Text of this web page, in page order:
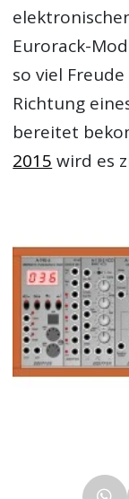
Eurorack-
so viel
Richtung
bereitet
2015 wird es